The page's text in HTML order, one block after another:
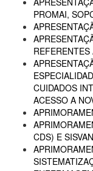
PROMAI,
CUIDADOS
ACESSO A
CDS) E SISVAN